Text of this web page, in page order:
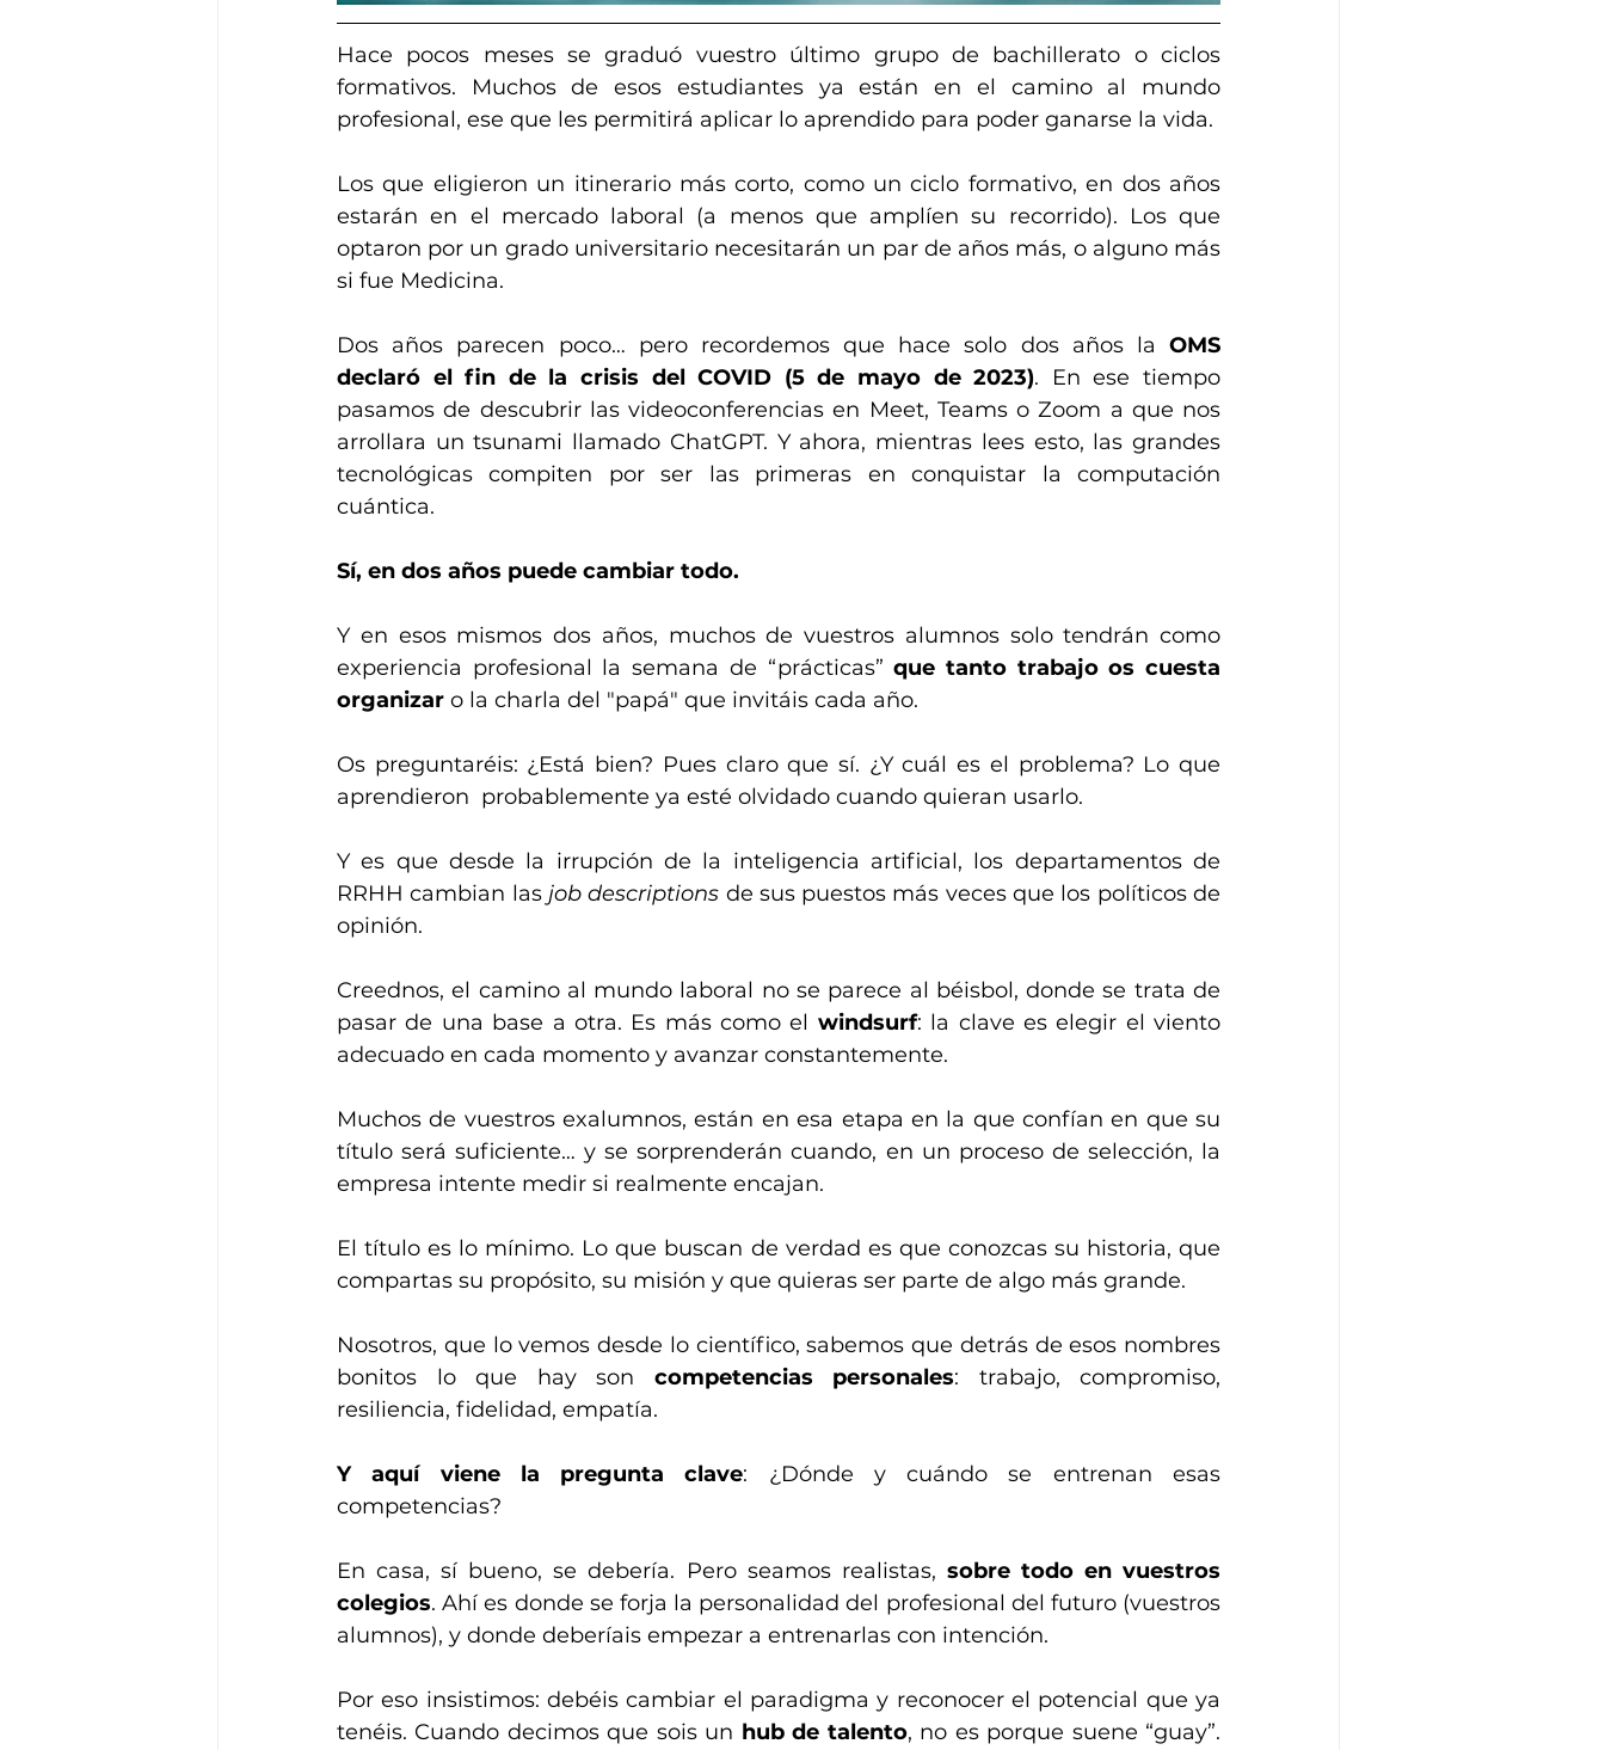
Hace pocos meses se graduó vuestro último grupo de bachillerato o ciclos
formativos. Muchos de esos estudiantes ya están en el camino al mundo
profesional, ese que les permitirá aplicar lo aprendido para poder ganarse la vida.
Los que eligieron un itinerario más corto, como un ciclo formativo, en dos años
estarán en el mercado laboral (a menos que amplíen su recorrido). Los que
optaron por un grado universitario necesitarán un par de años más, o alguno más
si fue Medicina.
Dos años parecen poco… pero recordemos que hace solo dos años la OMS
declaró el fin de la crisis del COVID (5 de mayo de 2023). En ese tiempo
pasamos de descubrir las videoconferencias en Meet, Teams o Zoom a que nos
arrollara un tsunami llamado ChatGPT. Y ahora, mientras lees esto, las grandes
tecnológicas compiten por ser las primeras en conquistar la computación
cuántica.
Sí, en dos años puede cambiar todo.
Y en esos mismos dos años, muchos de vuestros alumnos solo tendrán como
experiencia profesional la semana de “prácticas” que tanto trabajo os cuesta
organizar o la charla del "papá" que invitáis cada año.
Os preguntaréis: ¿Está bien? Pues claro que sí. ¿Y cuál es el problema? Lo que
aprendieron  probablemente ya esté olvidado cuando quieran usarlo.
Y es que desde la irrupción de la inteligencia artificial, los departamentos de
RRHH cambian las job descriptions de sus puestos más veces que los políticos de
opinión.
Creednos, el camino al mundo laboral no se parece al béisbol, donde se trata de
pasar de una base a otra. Es más como el windsurf: la clave es elegir el viento
adecuado en cada momento y avanzar constantemente.
Muchos de vuestros exalumnos, están en esa etapa en la que confían en que su
título será suficiente… y se sorprenderán cuando, en un proceso de selección, la
empresa intente medir si realmente encajan.
El título es lo mínimo. Lo que buscan de verdad es que conozcas su historia, que
compartas su propósito, su misión y que quieras ser parte de algo más grande.
Nosotros, que lo vemos desde lo científico, sabemos que detrás de esos nombres
bonitos lo que hay son competencias personales: trabajo, compromiso,
resiliencia, fidelidad, empatía.
Y aquí viene la pregunta clave: ¿Dónde y cuándo se entrenan esas
competencias?
En casa, sí bueno, se debería. Pero seamos realistas, sobre todo en vuestros
colegios. Ahí es donde se forja la personalidad del profesional del futuro (vuestros
alumnos), y donde deberíais empezar a entrenarlas con intención.
Por eso insistimos: debéis cambiar el paradigma y reconocer el potencial que ya
tenéis. Cuando decimos que sois un hub de talento, no es porque suene “guay”.